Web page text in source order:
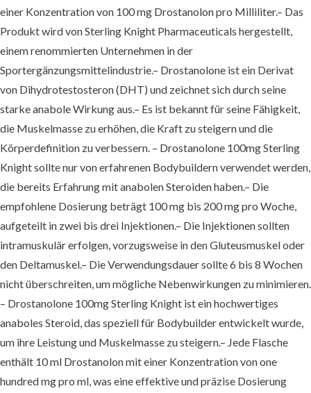
einer Konzentration von 100 mg Drostanolon pro Milliliter.– Das
Produkt wird von Sterling Knight Pharmaceuticals hergestellt,
einem renommierten Unternehmen in der
Sportergänzungsmittelindustrie.– Drostanolone ist ein Derivat
von Dihydrotestosteron (DHT) und zeichnet sich durch seine
starke anabole Wirkung aus.– Es ist bekannt für seine Fähigkeit,
die Muskelmasse zu erhöhen, die Kraft zu steigern und die
Körperdefinition zu verbessern. – Drostanolone 100mg Sterling
Knight sollte nur von erfahrenen Bodybuildern verwendet werden,
die bereits Erfahrung mit anabolen Steroiden haben.– Die
empfohlene Dosierung beträgt 100 mg bis 200 mg pro Woche,
aufgeteilt in zwei bis drei Injektionen.– Die Injektionen sollten
intramuskulär erfolgen, vorzugsweise in den Gluteusmuskel oder
den Deltamuskel.– Die Verwendungsdauer sollte 6 bis 8 Wochen
nicht überschreiten, um mögliche Nebenwirkungen zu minimieren.
– Drostanolone 100mg Sterling Knight ist ein hochwertiges
anaboles Steroid, das speziell für Bodybuilder entwickelt wurde,
um ihre Leistung und Muskelmasse zu steigern.– Jede Flasche
enthält 10 ml Drostanolon mit einer Konzentration von one
hundred mg pro ml, was eine effektive und präzise Dosierung